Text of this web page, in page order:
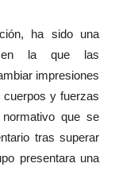
ha sido una
la que las
impresiones
y fuerzas
que se
tras superar
presentara una